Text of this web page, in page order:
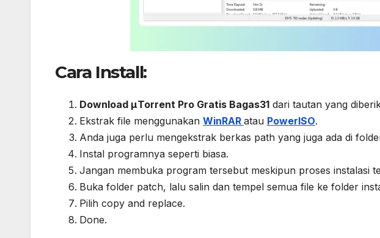
Cara Install:
Download μTorrent Pro Gratis Bagas31 dari tautan yang
Ekstrak file menggunakan WinRAR atau PowerISO.
Anda juga perlu mengekstrak berkas path yang juga ada di
Instal programnya seperti biasa.
Jangan membuka program tersebut meskipun proses instalasi
Buka folder patch, lalu salin dan tempel semua file ke folder
Pilih copy and replace.
Done.